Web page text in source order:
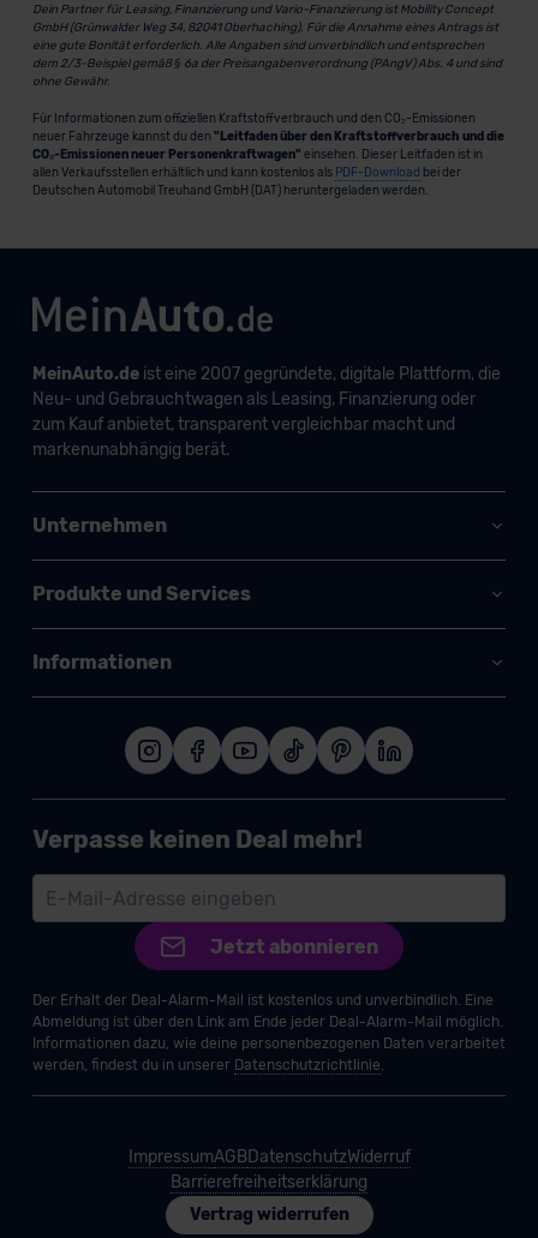
Dein Partner für Leasing, Finanzierung und Vario-Finanzierung ist Mobility Concept
GmbH (Grünwalder Weg 34, 82041 Oberhaching). Für die Annahme eines Antrags ist
eine gute Bonität erforderlich. Alle Angaben sind unverbindlich und entsprechen
dem 2/3-Beispiel gemäß § 6a der Preisangabenverordnung (PAngV) Abs. 4 und sind
ohne Gewähr.
Für Informationen zum offiziellen Kraftstoffverbrauch und den CO₂-Emissionen
neuer Fahrzeuge kannst du den "Leitfaden über den Kraftstoffverbrauch und die
CO₂-Emissionen neuer Personenkraftwagen" einsehen. Dieser Leitfaden ist in
allen Verkaufsstellen erhältlich und kann kostenlos als PDF-Download bei der
Deutschen Automobil Treuhand GmbH (DAT) heruntergeladen werden.
MeinAuto.deist eine 2007 gegründete, digitale Plattform, die
Neu- und Gebrauchtwagen als Leasing, Finanzierung oder
zum Kauf anbietet, transparent vergleichbar macht und
markenunabhängig berät.
Unternehmen
Produkte und Services
Informationen
Verpasse keinen Deal mehr!
Jetzt abonnieren
Der Erhalt der Deal-Alarm-Mail ist kostenlos und unverbindlich. Eine
Abmeldung ist über den Link am Ende jeder Deal-Alarm-Mail möglich.
Informationen dazu, wie deine personenbezogenen Daten verarbeitet
werden, findest du in unserer Datenschutzrichtlinie.
ImpressumAGBDatenschutzWiderruf
Barrierefreiheitserklärung
Vertrag widerrufen